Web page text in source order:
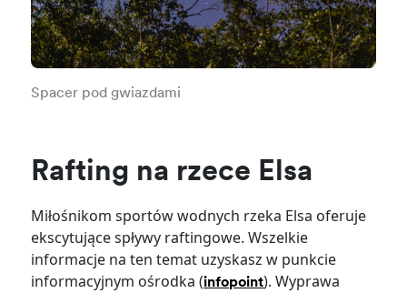
Spacer pod gwiazdami
Rafting na rzece Elsa
Miłośnikom sportów wodnych rzeka Elsa oferuje
ekscytujące spływy raftingowe. Wszelkie
informacje na ten temat uzyskasz w punkcie
informacyjnym ośrodka (infopoint). Wyprawa